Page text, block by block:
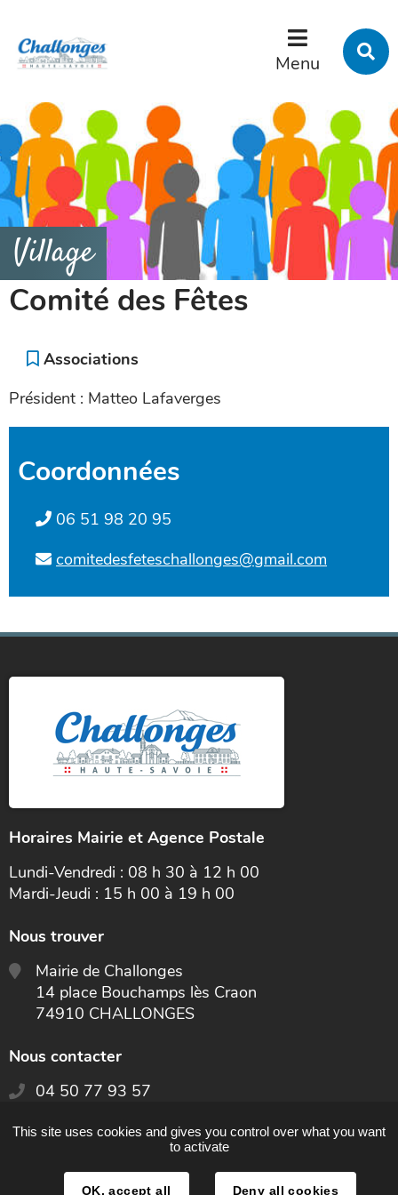
Menu
Village
Comité des Fêtes
Associations
Président : Matteo Lafaverges
Coordonnées
06 51 98 20 95
comitedesfeteschallonges@gmail.com
Horaires Mairie et Agence Postale
Lundi-Vendredi : 08 h 30 à 12 h 00
Mardi-Jeudi : 15 h 00 à 19 h 00
Nous trouver
Mairie de Challonges
14 place Bouchamps lès Craon
74910 CHALLONGES
Nous contacter
04 50 77 93 57
This site uses cookies and gives you control over what you want
to activate
OK, accept all Deny all cookies